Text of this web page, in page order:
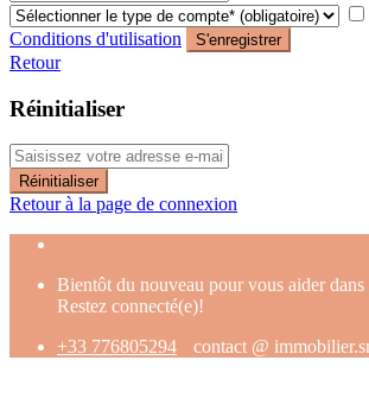
Conditions d'utilisation
S'enregistrer
Retour
Réinitialiser
Réinitialiser
Retour à la page de connexion
Bientôt du nouveau pour vous aider dans
Restez connecté(e)!
+33 776805294
contact @